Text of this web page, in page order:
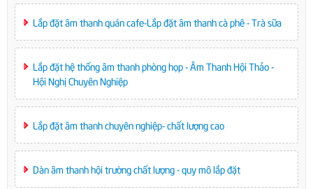
Lắp đặt âm thanh quán cafe-Lắp đặt âm thanh cà phê - Trà sữa
Lắp đặt hệ thống âm thanh phòng họp - Âm Thanh Hội Thảo -
Hội Nghị Chuyên Nghiệp
Lắp đặt âm thanh chuyên nghiệp- chất lượng cao
Dàn âm thanh hội trường chất lượng - quy mô lắp đặt